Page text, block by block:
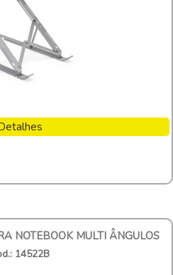
NOTEBOOK MULTI ÂNGULOS
14522B